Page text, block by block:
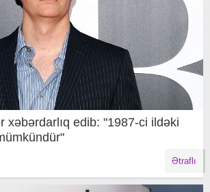
xəbərdarlıq edib: "1987-ci ildəki
Ətraflı